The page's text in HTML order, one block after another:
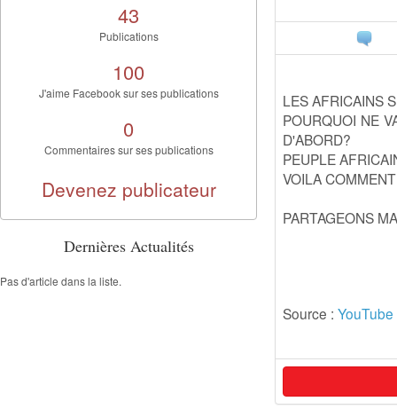
LES AFRICAINS
POURQUOI NE
D'ABORD?
PEUPLE
VOILA
PARTAGEONS
Source : YouTube
43
Publications
100
J'aime Facebook sur ses publications
0
Commentaires sur ses publications
Devenez publicateur
Dernières Actualités
Pas d'article dans la liste.